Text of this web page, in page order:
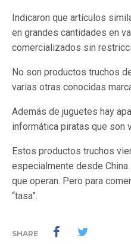
Indicaron que artículos
en grandes cantidades en
comercializados sin
No son productos truchos
varias otras conocidas
Además de juguetes hay
informática piratas que son
Estos productos truchos
especialmente desde
que operan. Pero para
“tasa”.
SHARE